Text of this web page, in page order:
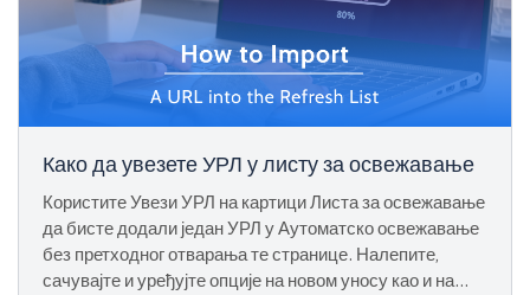
Како да увезете УРЛ у листу за освежавање
Користите Увези УРЛ на картици Листа за освежавање
да бисте додали један УРЛ у Аутоматско освежавање
без претходног отварања те странице. Налепите,
сачувајте и уређујте опције на новом уносу као и на